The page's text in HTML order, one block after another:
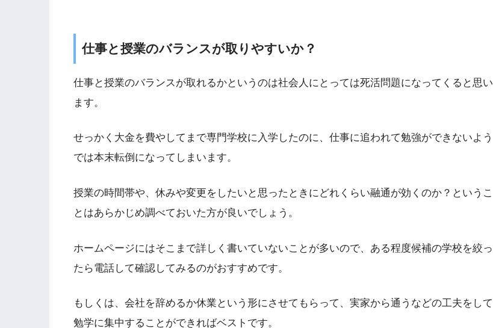
仕事と授業のバランスが取りやすいか？
仕事と授業のバランスが取れるかというのは社会人にとっては死活問題になってくると思い
ます。
せっかく大金を費やしてまで専門学校に入学したのに、仕事に追われて勉強ができないよう
では本末転倒になってしまいます。
授業の時間帯や、休みや変更をしたいと思ったときにどれくらい融通が効くのか？というこ
とはあらかじめ調べておいた方が良いでしょう。
ホームページにはそこまで詳しく書いていないことが多いので、ある程度候補の学校を絞っ
たら電話して確認してみるのがおすすめです。
もしくは、会社を辞めるか休業という形にさせてもらって、実家から通うなどの工夫をして
勉学に集中することができればベストです。